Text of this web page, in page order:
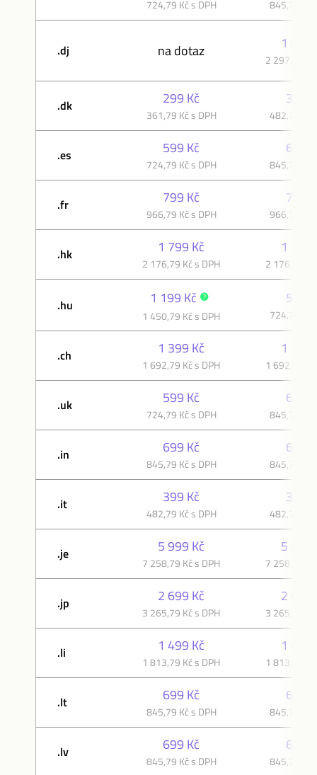
724,79 Kč s DPH 845,79 Kč
.dj na dotaz 1 899
2 297,79
.dk 299 Kč
361,79 Kč s DPH
399
482,79 Kč
.es 599 Kč
724,79 Kč s DPH
699
845,79 Kč
.fr 799 Kč
966,79 Kč s DPH
799
966,79 Kč
.hk 1 799 Kč
2 176,79 Kč s DPH
1 799
2 176,79
.hu 1 199 Kč
1 450,79 Kč s DPH
599
724,79 Kč
.ch 1 399 Kč
1 692,79 Kč s DPH
1 399
1 692,79
.uk 599 Kč
724,79 Kč s DPH
699
845,79 Kč
.in 699 Kč
845,79 Kč s DPH
699
845,79 Kč
.it 399 Kč
482,79 Kč s DPH
399
482,79 Kč
.je 5 999 Kč
7 258,79 Kč s DPH
5 999
7 258,79
.jp 2 699 Kč
3 265,79 Kč s DPH
2 699
3 265,79
.li 1 499 Kč
1 813,79 Kč s DPH
1 499
1 813,79
.lt 699 Kč
845,79 Kč s DPH
699
845,79 Kč
.lv 699 Kč
845,79 Kč s DPH
699
845,79 Kč